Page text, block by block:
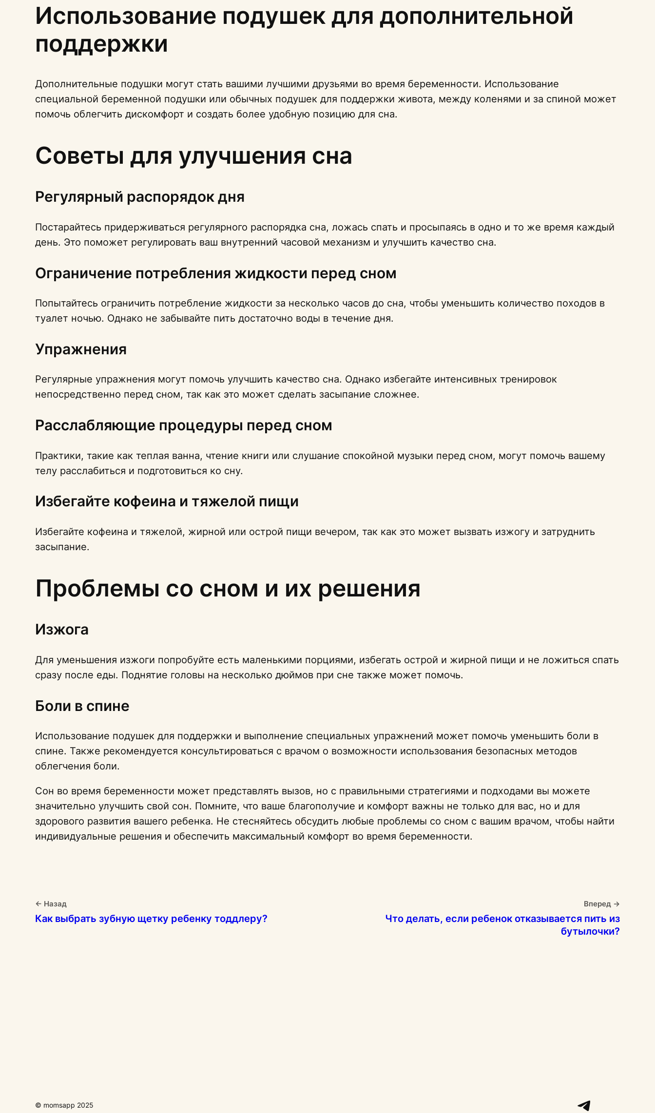
Использование подушек для дополнительной
поддержки
Дополнительные подушки могут стать вашими лучшими друзьями во время беременности. Использование
специальной беременной подушки или обычных подушек для поддержки живота, между коленями и за спиной может
помочь облегчить дискомфорт и создать более удобную позицию для сна.
Советы для улучшения сна
Регулярный распорядок дня
Постарайтесь придерживаться регулярного распорядка сна, ложась спать и просыпаясь в одно и то же время каждый
день. Это поможет регулировать ваш внутренний часовой механизм и улучшить качество сна.
Ограничение потребления жидкости перед сном
Попытайтесь ограничить потребление жидкости за несколько часов до сна, чтобы уменьшить количество походов в
туалет ночью. Однако не забывайте пить достаточно воды в течение дня.
Упражнения
Регулярные упражнения могут помочь улучшить качество сна. Однако избегайте интенсивных тренировок
непосредственно перед сном, так как это может сделать засыпание сложнее.
Расслабляющие процедуры перед сном
Практики, такие как теплая ванна, чтение книги или слушание спокойной музыки перед сном, могут помочь вашему
телу расслабиться и подготовиться ко сну.
Избегайте кофеина и тяжелой пищи
Избегайте кофеина и тяжелой, жирной или острой пищи вечером, так как это может вызвать изжогу и затруднить
засыпание.
Проблемы со сном и их решения
Изжога
Для уменьшения изжоги попробуйте есть маленькими порциями, избегать острой и жирной пищи и не ложиться спать
сразу после еды. Поднятие головы на несколько дюймов при сне также может помочь.
Боли в спине
Использование подушек для поддержки и выполнение специальных упражнений может помочь уменьшить боли в
спине. Также рекомендуется консультироваться с врачом о возможности использования безопасных методов
облегчения боли.
Сон во время беременности может представлять вызов, но с правильными стратегиями и подходами вы можете
значительно улучшить свой сон. Помните, что ваше благополучие и комфорт важны не только для вас, но и для
здорового развития вашего ребенка. Не стесняйтесь обсудить любые проблемы со сном с вашим врачом, чтобы найти
индивидуальные решения и обеспечить максимальный комфорт во время беременности.
← Назад
Как выбрать зубную щетку ребенку тоддлеру?
Вперед →
Что делать, если ребенок отказывается пить из
бутылочки?
© momsapp 2025